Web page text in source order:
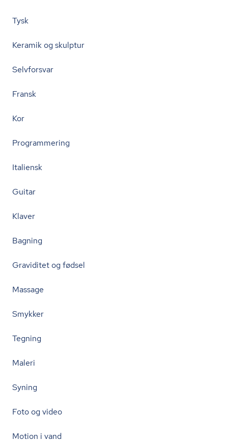
Tysk
Keramik og skulptur
Selvforsvar
Fransk
Kor
Programmering
Italiensk
Guitar
Klaver
Bagning
Graviditet og fødsel
Massage
Smykker
Tegning
Maleri
Syning
Foto og video
Motion i vand